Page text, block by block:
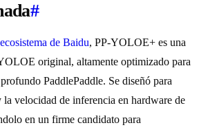
#
ecosistema de Baidu, PP-YOLOE+ es una
original, altamente optimizado para
PaddlePaddle. Se diseñó para
velocidad de inferencia en hardware de
en un firme candidato para